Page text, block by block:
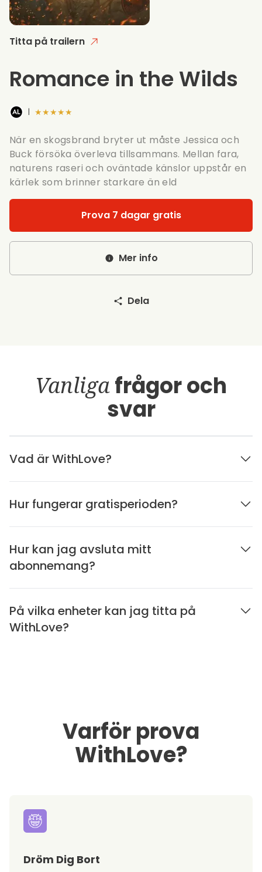
Titta på trailern
Romance in the Wilds
| ★★★★★
När en skogsbrand bryter ut måste Jessica och
Buck försöka överleva tillsammans. Mellan fara,
naturens raseri och oväntade känslor uppstår en
kärlek som brinner starkare än eld
Prova 7 dagar gratis
Mer info
Dela
Vanligafrågor och
svar
Vad är WithLove?
Hur fungerar gratisperioden?
Hur kan jag avsluta mitt
abonnemang?
På vilka enheter kan jag titta på
WithLove?
Varför prova
WithLove?
Dröm Dig Bort